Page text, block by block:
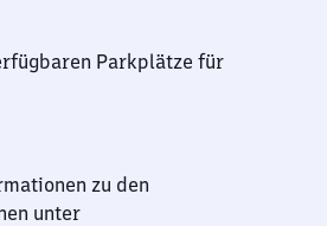
Parkplätze für
zu den
unter